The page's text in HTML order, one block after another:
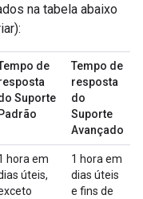
na tabela abaixo
de
Suporte
Padrão
Tempo de
resposta
do
Suporte
Avançado
hora em
úteis,
1 hora em
dias úteis
e fins de